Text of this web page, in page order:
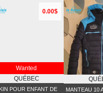
0.00$
Wanted
QUÉBEC
POUR ENFANT DE
MANTEAU 10